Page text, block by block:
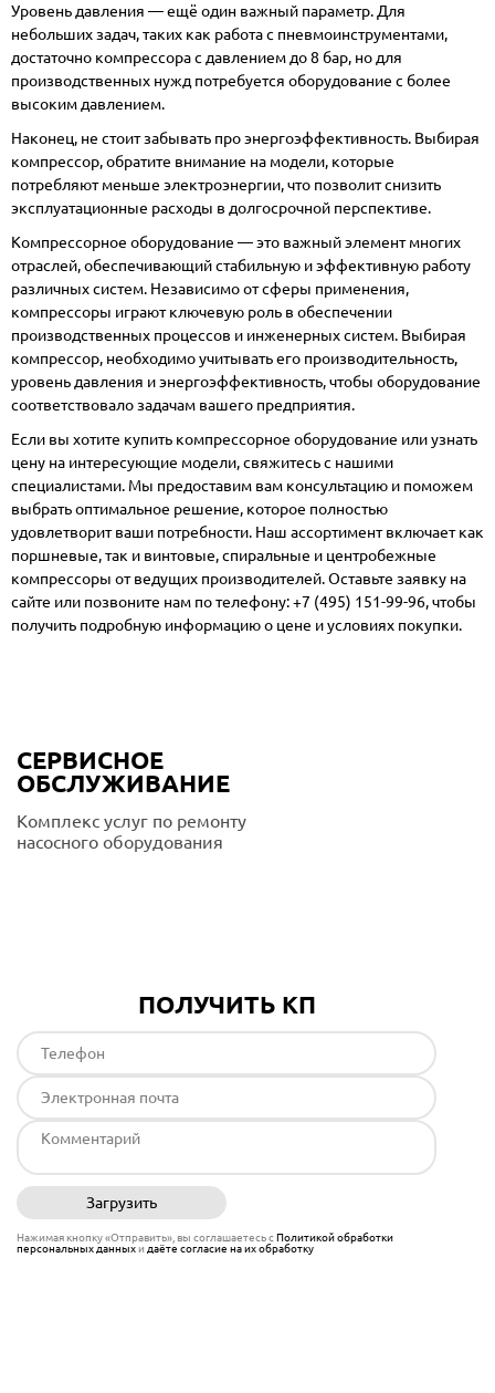
Уровень давления — ещё один важный параметр. Для
небольших задач, таких как работа с пневмоинструментами,
достаточно компрессора с давлением до 8 бар, но для
производственных нужд потребуется оборудование с более
высоким давлением.
Наконец, не стоит забывать про энергоэффективность. Выбирая
компрессор, обратите внимание на модели, которые
потребляют меньше электроэнергии, что позволит снизить
эксплуатационные расходы в долгосрочной перспективе.
Компрессорное оборудование — это важный элемент многих
отраслей, обеспечивающий стабильную и эффективную работу
различных систем. Независимо от сферы применения,
компрессоры играют ключевую роль в обеспечении
производственных процессов и инженерных систем. Выбирая
компрессор, необходимо учитывать его производительность,
уровень давления и энергоэффективность, чтобы оборудование
соответствовало задачам вашего предприятия.
Если вы хотите купить компрессорное оборудование или узнать
цену на интересующие модели, свяжитесь с нашими
специалистами. Мы предоставим вам консультацию и поможем
выбрать оптимальное решение, которое полностью
удовлетворит ваши потребности. Наш ассортимент включает как
поршневые, так и винтовые, спиральные и центробежные
компрессоры от ведущих производителей. Оставьте заявку на
сайте или позвоните нам по телефону:+7 (495) 151-99-96, чтобы
получить подробную информацию о цене и условиях покупки.
СЕРВИСНОЕ
ОБСЛУЖИВАНИЕ
Комплекс услуг по ремонту
насосного оборудования
ПОЛУЧИТЬ КП
Загрузить
Нажимая кнопку «Отправить», вы соглашаетесь сПолитикой обработки
персональных данныхи даёте согласие на их обработку